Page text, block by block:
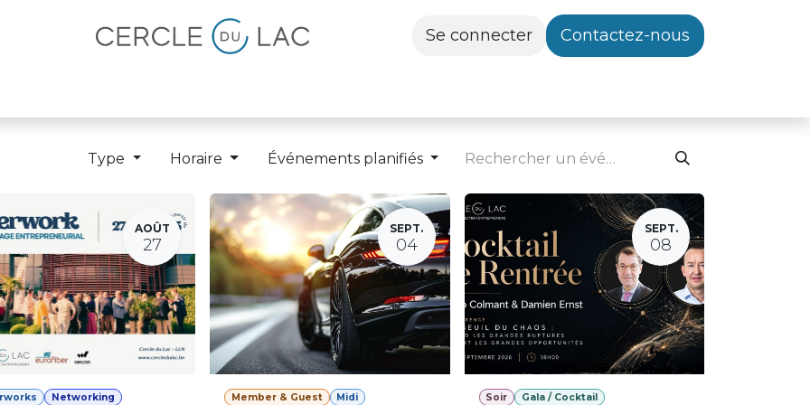
Se connecter Contactez-nous
Type Horaire Événements planifiés
AOÛT
27
Networking
SEPT.
04
Member & Guest
Midi
SEPT.
08
Soir Gala / Cocktail